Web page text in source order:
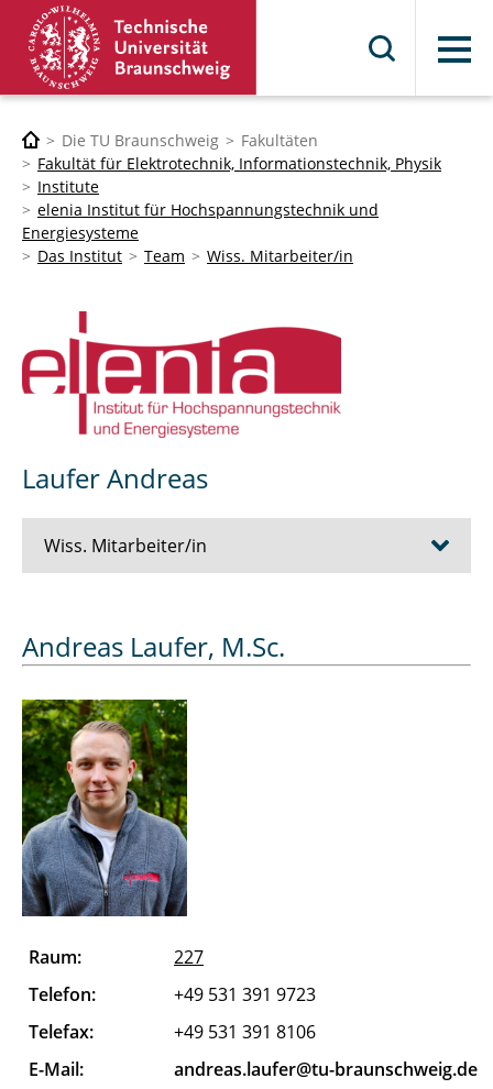
Menü
Die TU Braunschweig
Fakultäten
Fakultät für Elektrotechnik, Informationstechnik, Physik
Institute
elenia Institut für Hochspannungstechnik und
Energiesysteme
Das Institut
Team Wiss. Mitarbeiter/in
Laufer Andreas
Wiss. Mitarbeiter/in
Cziumplik David
Dubowik Alexander
Düe Alexandra
Eickelmann Jens
Essers Julien
Farshadi Abdolhamid
Ferk Merle
Gand Max
Andreas Laufer, M.Sc.
Raum:
227
Telefon:
+49 531 391 9723
Telefax:
+49 531 391 8106
E-Mail:
andreas.laufer@tu-braunschweig.de